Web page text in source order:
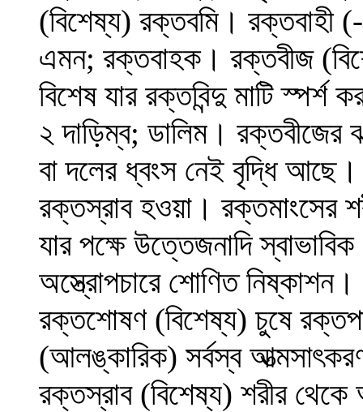
(বিশেষ্য) রক্তবমি। রক্তবাহী
এমন; রক্তবাহক। রক্তবীজ
বিশেষ যার রক্তবিন্দু মাটি
২ দাড়িম্ব; ডালিম। রক্তবীজের
বা দলের ধ্বংস নেই বৃদ্ধি
রক্তস্রাব হওয়া। রক্তমাংসের
যার পক্ষে উত্তেজনাদি
অস্ত্রোপচারে শোণিত
রক্তশোষণ (বিশেষ্য) চুষে
(আলঙ্কারিক) সর্বস্ব
রক্তস্রাব (বিশেষ্য) শরীর